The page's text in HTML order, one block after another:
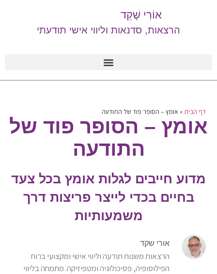
אוֹרִי שָׁקֵד
הרצאות, סדנאות וליווי אישי תודעתי
דף הבית» אומץ – הסופר פוד של התודעה
אומץ – הסופר פוד של
התודעה
מדוע חייבים לגלות אומץ בכל צעד
בחיים בכדי לייצר פריצות דרך
משמעותיות
אורי שקד
הרצאות משנות תודעה וליווי אישי ומקצועי ברוח
הפילוסופיה, פסיכולוגיה ומטפיזיקה. מתמחה בליווי